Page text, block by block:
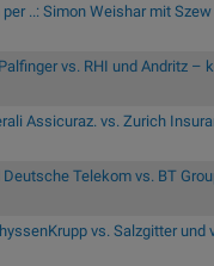
..: Simon Weishar mit Szew
vs. RHI und Andritz –
Assicuraz. vs. Zurich
Telekom vs. BT
vs. Salzgitter und